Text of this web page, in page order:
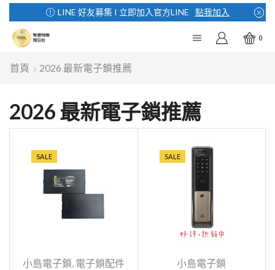
LINE 好友募集 I 立即加入官方LINE 點我加入
0
首頁 2026 最新電子鎖推薦
2026 最新電子鎖推薦
SALE
小島電子鎖, 電子鎖配件
SALE
小島電子鎖